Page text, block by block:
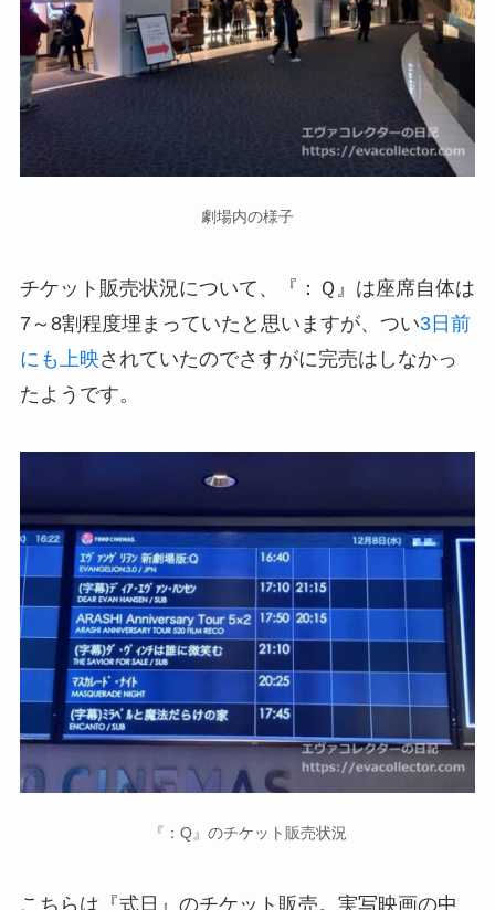
劇場内の様子
チケット販売状況について、『：Ｑ』は座席自体は
7～8割程度埋まっていたと思いますが、つい3日前
にも上映されていたのでさすがに完売はしなかっ
たようです。
『：Q』のチケット販売状況
こちらは『式日』のチケット販売。実写映画の中